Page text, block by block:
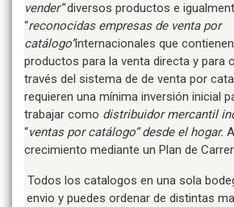
vender”diversos productos e
“reconocidas empresas de venta por
catálogo”internacionales que
productos para la venta directa y para
través del sistema de de venta por
requieren una mínima inversión inicial
trabajar como distribuidor mercantil
“ventas por catálogo” desde el hogar.
crecimiento mediante un Plan de
Todos los catalogos en una sola
envio y puedes ordenar de distintas